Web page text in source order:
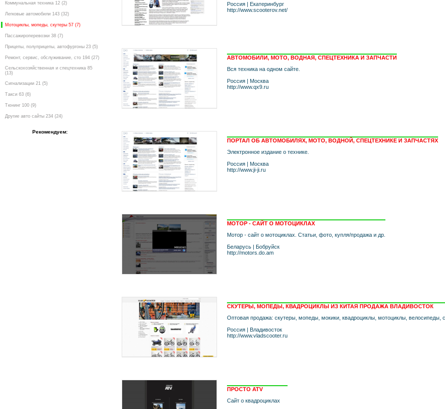
Коммунальная техника 12 (2)
Легковые автомобили 143 (32)
Мотоциклы, мопеды, скутеры 57 (7)
Пассажироперевозки 38 (7)
Прицепы, полуприцепы, автофургоны 23 (5)
Ремонт, сервис, обслуживание, сто 194 (27)
Сельскохозяйственная и спецтехника 85
(13)
Сигнализации 21 (5)
Такси 63 (6)
Тюнинг 100 (9)
Другие авто сайты 234 (24)
Рекомендуем:
Россия | Екатеринбург
http://www.scooterov.net/
АВТОМОБИЛИ, МОТО, ВОДНАЯ, СПЕЦТЕХНИКА И ЗАПЧАСТИ
Вся техника на одном сайте.
Россия | Москва
http://www.qx9.ru
ПОРТАЛ ОБ АВТОМОБИЛЯХ, МОТО, ВОДНОЙ, СПЕЦТЕХНИКЕ И ЗАПЧАСТЯХ
Электронное издание о технике.
Россия | Москва
http://www.ji-ji.ru
МОТОР - САЙТ О МОТОЦИКЛАХ
Мотор - сайт о мотоциклах. Статьи, фото, купля/продажа и др.
Беларусь | Бобруйск
http://motors.do.am
СКУТЕРЫ, МОПЕДЫ, КВАДРОЦИКЛЫ ИЗ КИТАЯ ПРОДАЖА ВЛАДИВОСТОК
Оптовая продажа: скутеры, мопеды, мокики, квадроциклы, мотоциклы, велосипеды,
Россия | Владивосток
http://www.vladscooter.ru
ПРОСТО ATV
Сайт о квадроциклах